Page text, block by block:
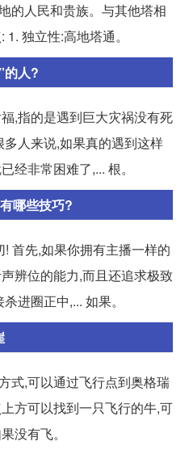
的人民和贵族。与其他塔相
独立性:高地塔通。
的人?
,指的是遇到巨大灾祸没有死
人来说,如果真的遇到这样
经非常困难了,... 根。
哪些技巧?
首先,如果你拥有主播一样的
辨位的能力,而且还追求极致
进圈正中,... 如果。
式,可以通过飞行点到奥格瑞
方可以找到一只飞行的牛,可
没有飞。